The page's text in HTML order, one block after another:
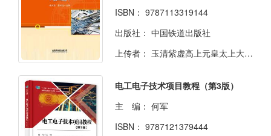
ISBN： 9787113319144
出版社： 中国铁道出版社
上传者： 玉清紫虚高上元皇太上大道君
电工电子技术项目教程（第3版）
主 编： 何军
ISBN： 9787121379444